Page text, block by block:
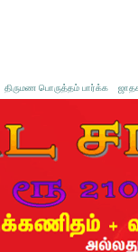
திருமண பொருத்தம் பார்க்க